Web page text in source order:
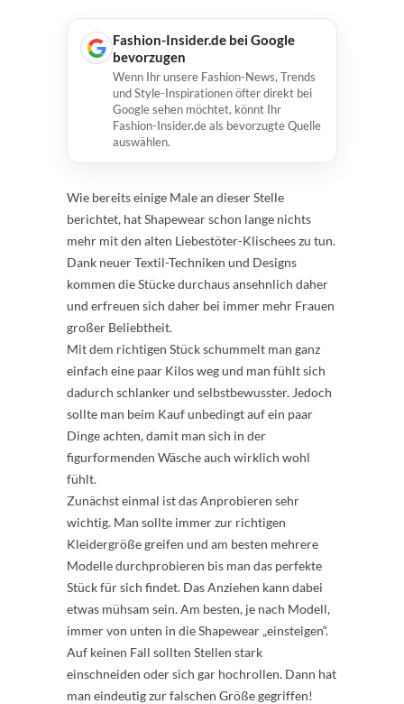
Fashion-Insider.de bei Google
bevorzugen
Wenn Ihr unsere Fashion-News, Trends
und Style-Inspirationen öfter direkt bei
Google sehen möchtet, könnt Ihr
Fashion-Insider.de als bevorzugte Quelle
auswählen.
Wie bereits einige Male an dieser Stelle
berichtet, hat Shapewear schon lange nichts
mehr mit den alten Liebestöter-Klischees zu tun.
Dank neuer Textil-Techniken und Designs
kommen die Stücke durchaus ansehnlich daher
und erfreuen sich daher bei immer mehr Frauen
großer Beliebtheit.
Mit dem richtigen Stück schummelt man ganz
einfach eine paar Kilos weg und man fühlt sich
dadurch schlanker und selbstbewusster. Jedoch
sollte man beim Kauf unbedingt auf ein paar
Dinge achten, damit man sich in der
figurformenden Wäsche auch wirklich wohl
fühlt.
Zunächst einmal ist das Anprobieren sehr
wichtig. Man sollte immer zur richtigen
Kleidergröße greifen und am besten mehrere
Modelle durchprobieren bis man das perfekte
Stück für sich findet. Das Anziehen kann dabei
etwas mühsam sein. Am besten, je nach Modell,
immer von unten in die Shapewear „einsteigen“.
Auf keinen Fall sollten Stellen stark
einschneiden oder sich gar hochrollen. Dann hat
man eindeutig zur falschen Größe gegriffen!